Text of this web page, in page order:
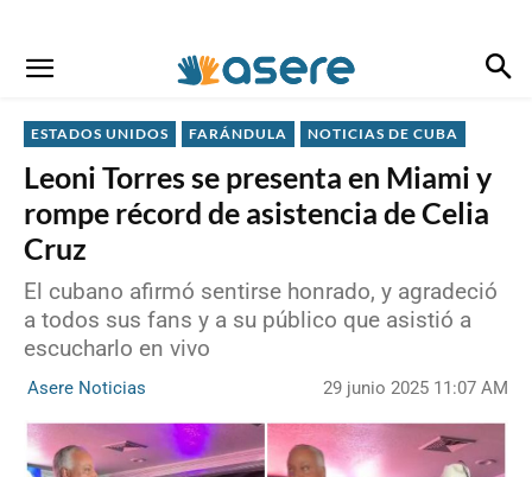
ESTADOS UNIDOS FARÁNDULA NOTICIAS DE CUBA
Leoni Torres se presenta en Miami y
rompe récord de asistencia de Celia
Cruz
El cubano afirmó sentirse honrado, y agradeció
a todos sus fans y a su público que asistió a
escucharlo en vivo
Asere Noticias 29 junio 2025 11:07 AM